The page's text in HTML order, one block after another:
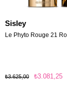
Sisley
Le Phyto Rouge 21
₺3.081,25
₺3.625,00